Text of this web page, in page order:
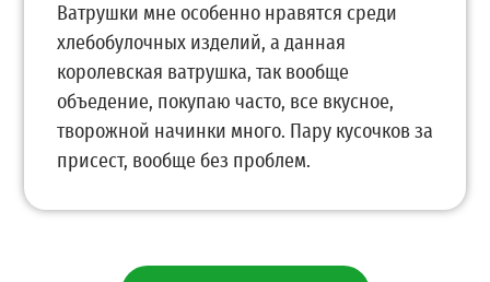
Ватрушки мне особенно нравятся среди
хлебобулочных изделий, а данная
королевская ватрушка, так вообще
объедение, покупаю часто, все вкусное,
творожной начинки много. Пару кусочков за
присест, вообще без проблем.